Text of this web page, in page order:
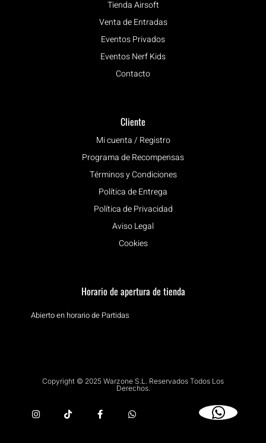
Tienda Airsoft
Venta de Entradas
Eventos Privados
Eventos Nerf Kids
Contacto
Cliente
Mi cuenta / Registro
Programa de Recompensas
Términos y Condiciones
Política de Entrega
Política de Privacidad
Aviso Legal
Cookies
Horario de apertura de tienda
Abierto en horario de Partidas
Copyright © 2025 Warzone S.L. Reservados Todos Los
Derechos.